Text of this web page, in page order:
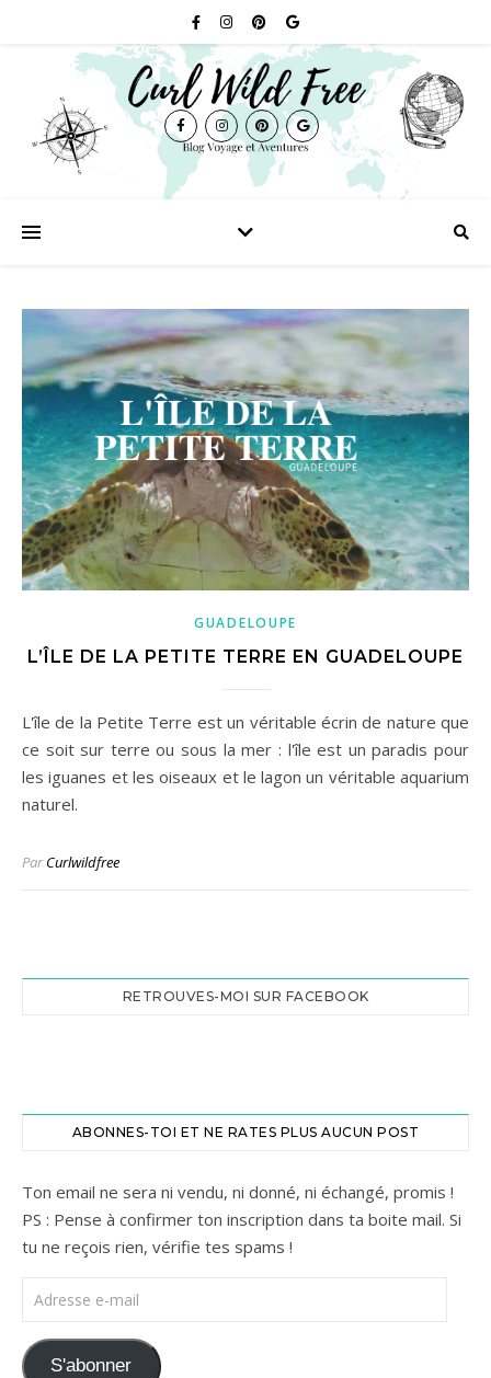
GUADELOUPE
L’ÎLE DE LA PETITE TERRE EN GUADELOUPE
L'île de la Petite Terre est un véritable écrin de nature que
ce soit sur terre ou sous la mer : l'île est un paradis pour
les iguanes et les oiseaux et le lagon un véritable aquarium
naturel.
ParCurlwildfree
RETROUVES-MOI SUR FACEBOOK
ABONNES-TOI ET NE RATES PLUS AUCUN POST
Ton email ne sera ni vendu, ni donné, ni échangé, promis !
PS : Pense à confirmer ton inscription dans ta boite mail. Si
tu ne reçois rien, vérifie tes spams !
Adresse e-mail
S'abonner